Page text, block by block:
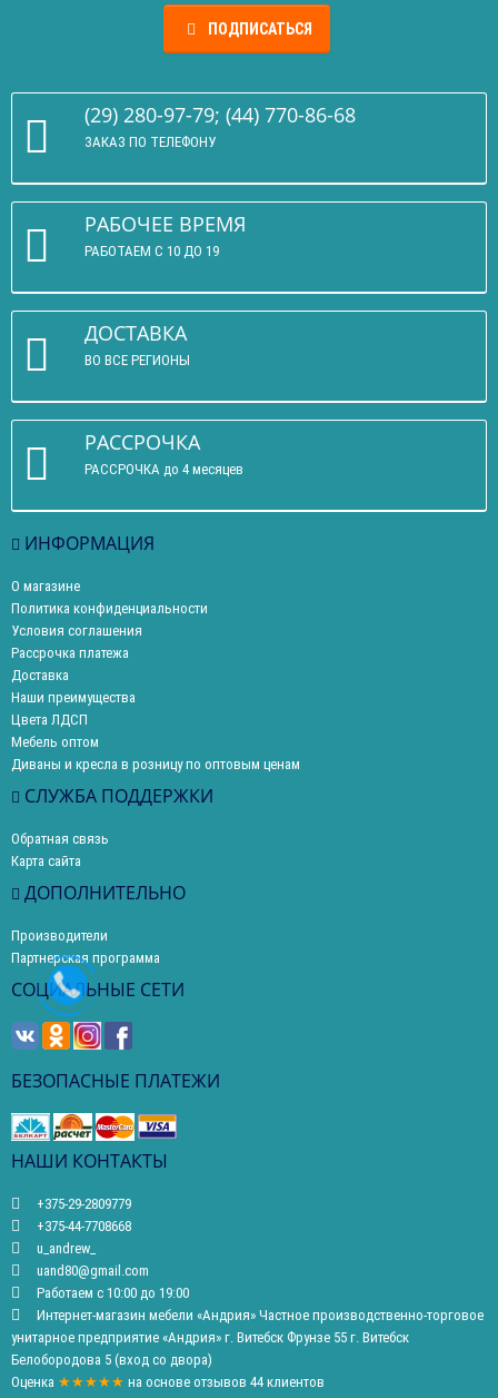
ПОДПИСАТЬСЯ
(29) 280-97-79; (44) 770-86-68
ЗАКАЗ ПО ТЕЛЕФОНУ
РАБОЧЕЕ ВРЕМЯ
РАБОТАЕМ С 10 ДО 19
ДОСТАВКА
ВО ВСЕ РЕГИОНЫ
РАССРОЧКА
РАССРОЧКА до 4 месяцев
ИНФОРМАЦИЯ
О магазине
Политика конфиденциальности
Условия соглашения
Рассрочка платежа
Доставка
Наши преимущества
Цвета ЛДСП
Мебель оптом
Диваны и кресла в розницу по оптовым ценам
СЛУЖБА ПОДДЕРЖКИ
Обратная связь
Карта сайта
ДОПОЛНИТЕЛЬНО
Производители
Партнерская программа
СОЦИАЛЬНЫЕ СЕТИ
БЕЗОПАСНЫЕ ПЛАТЕЖИ
НАШИ КОНТАКТЫ
+375-29-2809779
+375-44-7708668
u_andrew_
uand80@gmail.com
Работаем с 10:00 до 19:00
Интернет-магазин мебели «Андрия» Частное производственно-торговое
унитарное предприятие «Андрия» г. Витебск Фрунзе 55 г. Витебск
Белобородова 5 (вход со двора)
Оценка ★★★★★ на основе отзывов 44 клиентов